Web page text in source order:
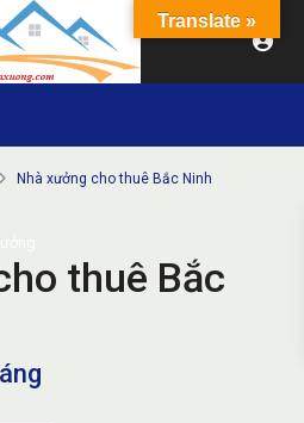
Nhà xưởng cho thuê Bắc Ninh
thuê Bắc
Translate »